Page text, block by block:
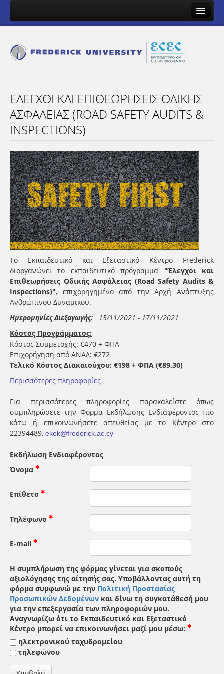
Προγράμματα
ΈΛΕΓΧΟΙ ΚΑΙ ΕΠΙΘΕΩΡΉΣΕΙΣ ΟΔΙΚΉΣ
ΑΣΦΆΛΕΙΑΣ (ROAD SAFETY AUDITS &
INSPECTIONS)
Το Εκπαιδευτικό και Εξεταστικό Κέντρο Frederick
διοργανώνει το εκπαιδευτικό πρόγραμμα "Έλεγχοι και
Επιθεωρήσεις Οδικής Ασφάλειας (Road Safety Audits &
Inspections)", επιχορηγημένο από την Αρχή Ανάπτυξης
Ανθρώπινου Δυναμικού.
Ημερομηνίες Διεξαγωγής: 15/11/2021 - 17/11/2021
Κόστος Προγράμματος:
Κόστος Συμμετοχής: €470 + ΦΠΑ
Επιχορήγηση από ΑΝΑΔ: €272
Τελικό Κόστος Διακαιούχου: €198 + ΦΠΑ (€89,30)
Περισσότερες πληροφορίες
Για περισσότερες πληροφορίες παρακαλείστε όπως
συμπληρώσετε την Φόρμα Εκδήλωσης Ενδιαφέροντος πιο
κάτω ή επικοινωνήσετε απευθείας με το Κέντρο στο
22394489, ekek@frederick.ac.cy
Εκδήλωση Ενδιαφέροντος
Όνομα
Επίθετο
Τηλέφωνο
E-mail
Η συμπλήρωση της φόρμας γίνεται για σκοπούς
αξιολόγησης της αίτησής σας. Υποβάλλοντας αυτή τη
φόρμα συμφωνώ με την Πολιτική Προστασίας
Προσωπικών Δεδομένων και δίνω τη συγκατάθεσή μου
για την επεξεργασία των πληροφοριών μου.
Αναγνωρίζω ότι το Εκπαιδευτικό και Εξεταστικό
Κέντρο μπορεί να επικοινωνήσει μαζί μου μέσω:
ηλεκτρονικού ταχυδρομείου
τηλεφώνου